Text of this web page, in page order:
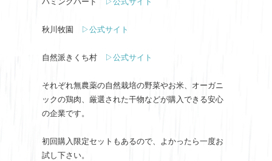
秋川牧園 ▷公式サイト
自然派きくち村 ▷公式サイト
それぞれ無農薬の自然栽培の野菜やお米、オーガニ
ックの鶏肉、厳選された干物などが購入できる安心
の企業です。
初回購入限定セットもあるので、よかったら一度お
試し下さい。